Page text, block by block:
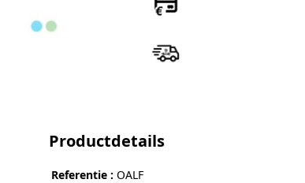
Productdetails
Referentie OALF